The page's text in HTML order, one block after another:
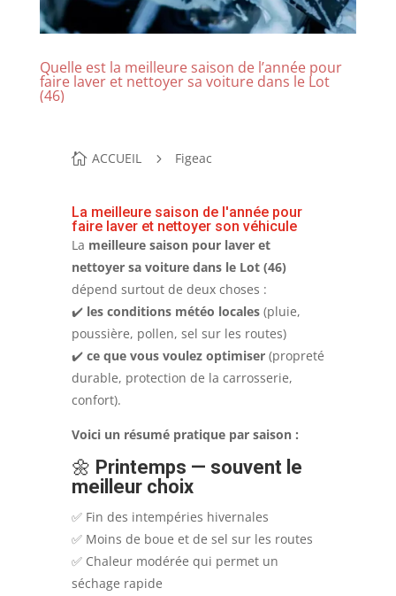
Quelle est la meilleure saison de l’année pour
faire laver et nettoyer sa voiture dans le Lot
(46)
ACCUEIL Figeac
La meilleure saison de l'année pour
faire laver et nettoyer son véhicule
La meilleure saison pour laver et
nettoyer sa voiture dans le Lot (46)
dépend surtout de deux choses :
✔️ les conditions météo locales(pluie,
poussière, pollen, sel sur les routes)
✔️ ce que vous voulez optimiser(propreté
durable, protection de la carrosserie,
confort).
Voici un résumé pratique par saison :
🌼 Printemps — souvent le
meilleur choix
✅ Fin des intempéries hivernales
✅ Moins de boue et de sel sur les routes
✅ Chaleur modérée qui permet un
séchage rapide